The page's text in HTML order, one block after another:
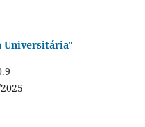
Universitária"